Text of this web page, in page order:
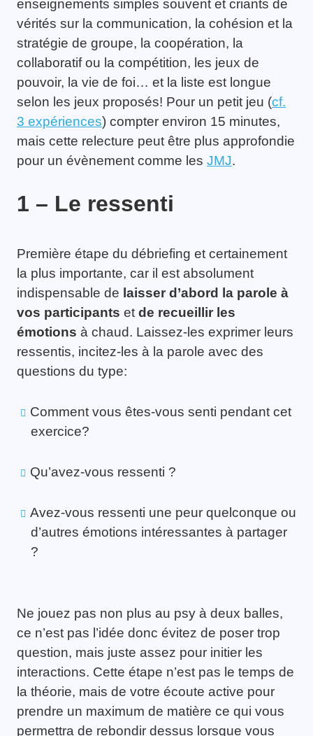
enseignements simples souvent et criants de
vérités sur la communication, la cohésion et la
stratégie de groupe, la coopération, la
collaboratif ou la compétition, les jeux de
pouvoir, la vie de foi… et la liste est longue
selon les jeux proposés! Pour un petit jeu (cf.
3 expériences) compter environ 15 minutes,
mais cette relecture peut être plus approfondie
pour un évènement comme les JMJ.
1 – Le ressenti
Première étape du débriefing et certainement
la plus importante, car il est absolument
indispensable de laisser d’abord la parole à
vos participants et de recueillir les
émotions à chaud. Laissez-les exprimer leurs
ressentis, incitez-les à la parole avec des
questions du type:
Comment vous êtes-vous senti pendant cet
exercice?
Qu’avez-vous ressenti ?
Avez-vous ressenti une peur quelconque ou
d’autres émotions intéressantes à partager
?
Ne jouez pas non plus au psy à deux balles,
ce n’est pas l’idée donc évitez de poser trop
question, mais juste assez pour initier les
interactions. Cette étape n’est pas le temps de
la théorie, mais de votre écoute active pour
prendre un maximum de matière ce qui vous
permettra de rebondir dessus lorsque vous